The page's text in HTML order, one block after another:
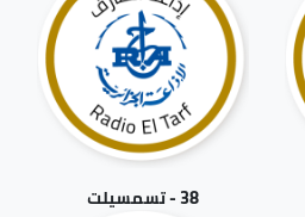
38 - تسمسيلت